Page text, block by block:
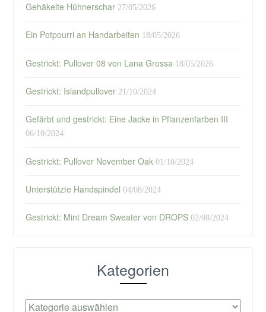
Gehäkelte Hühnerschar 27/05/2026
Ein Potpourri an Handarbeiten 18/05/2026
Gestrickt: Pullover 08 von Lana Grossa 18/05/2026
Gestrickt: Islandpullover 21/10/2024
Gefärbt und gestrickt: Eine Jacke in Pflanzenfarben III
06/10/2024
Gestrickt: Pullover November Oak 01/10/2024
Unterstützte Handspindel 04/08/2024
Gestrickt: Mint Dream Sweater von DROPS 02/08/2024
Kategorien
Kategorien